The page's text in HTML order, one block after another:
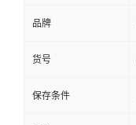
品牌
货号
保存条件